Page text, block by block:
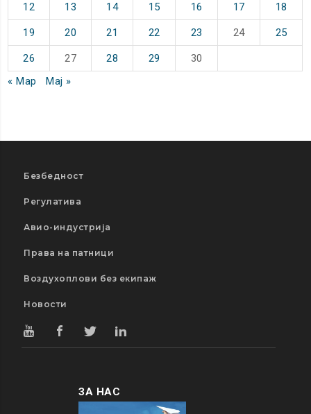
12 13 14 15 16 17 18
19 20 21 22 23 24 25
26 27 28 29
30
« Мар
Мај »
Безбедност
Регулатива
Авио-индустрија
Права на патници
Воздухоплови без екипаж
Новости
ЗА НАС